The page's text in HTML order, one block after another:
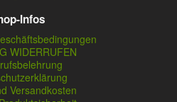
Infos
WIDERRUFEN
Versandkosten